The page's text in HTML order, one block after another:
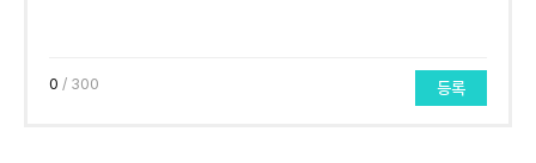
0 / 300 등록